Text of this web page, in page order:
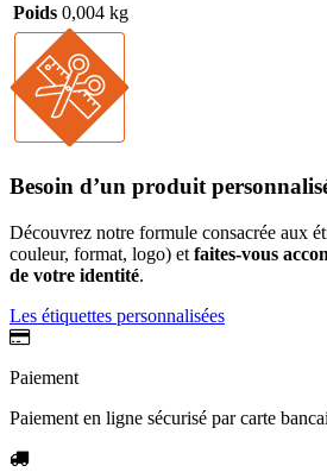
Poids 0,004 kg
Besoin d’un produit
Découvrez notre formule consacrée aux
couleur, format, logo) et faites-vous
de votre identité.
Les étiquettes personnalisées
Paiement
Paiement en ligne sécurisé par carte